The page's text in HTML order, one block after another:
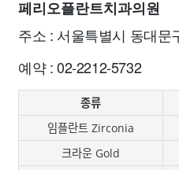
페리오플란트치과의원
주소 : 서울특별시 동대문
예약 : 02-2212-5732
종류
임플란트 Zirconia
크라운 Gold